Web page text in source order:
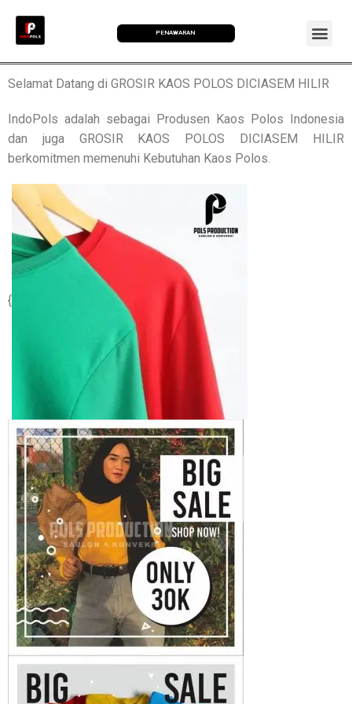
PENAWARAN
Selamat Datang di GROSIR KAOS POLOS DICIASEM HILIR
IndoPols adalah sebagai Produsen Kaos Polos Indonesia
dan juga GROSIR KAOS POLOS DICIASEM HILIR
berkomitmen memenuhi Kebutuhan Kaos Polos.
{